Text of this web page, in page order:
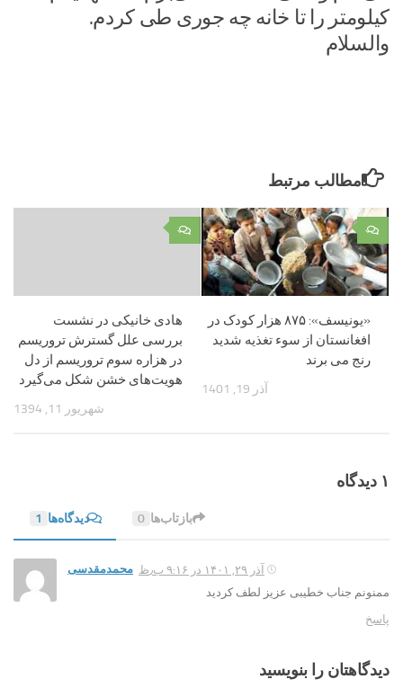
کیلومتر را تا خانه چه جوری طی کردم.
والسلام
مطالب مرتبط
۰
هادی خانیکی در نشست
بررسی علل گسترش تروریسم
در هزاره سوم تروریسم از دل
هویت‌های خشن شکل می‌گیرد
شهریور 11, 1394
۰
«یونیسف»: ۸۷۵ هزار کودک در
افغانستان از سوء تغذیه شدید
رنج می برند
آذر 19, 1401
۱ دیدگاه
دیدگاه‌ها 1 بازتاب‌ها 0
محمدمقدسی
آذر ۲۹, ۱۴۰۱ در ۹:۱۶ ب٫ظ
ممنونم جناب خطیبی عزیز لطف کردید
پاسخ
دیدگاهتان را بنویسید